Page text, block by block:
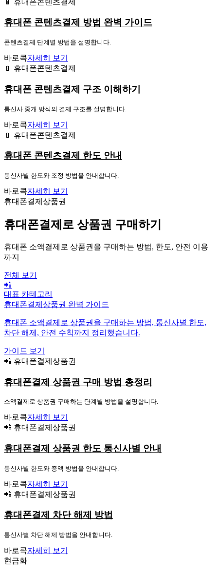
휴대폰 콘텐츠결제 방법 완벽 가이드
콘텐츠결제 단계별 방법을 설명합니다.
바로콕자세히 보기
📱 휴대폰콘텐츠결제
휴대폰 콘텐츠결제 구조 이해하기
통신사 중개 방식의 결제 구조를 설명합니다.
바로콕자세히 보기
📱 휴대폰콘텐츠결제
휴대폰 콘텐츠결제 한도 안내
통신사별 한도와 조정 방법을 안내합니다.
바로콕자세히 보기
휴대폰결제상품권
휴대폰결제로 상품권 구매하기
휴대폰 소액결제로 상품권을 구매하는 방법, 한도, 안전 이용
까지
전체 보기
📲
대표 카테고리
휴대폰결제상품권 완벽 가이드
휴대폰 소액결제로 상품권을 구매하는 방법, 통신사별 한도,
차단 해제, 안전 수칙까지 정리했습니다.
가이드 보기
📲 휴대폰결제상품권
휴대폰결제 상품권 구매 방법 총정리
소액결제로 상품권 구매하는 단계별 방법을 설명합니다.
바로콕자세히 보기
📲 휴대폰결제상품권
휴대폰결제 상품권 한도 통신사별 안내
통신사별 한도와 증액 방법을 안내합니다.
바로콕자세히 보기
📲 휴대폰결제상품권
휴대폰결제 차단 해제 방법
통신사별 차단 해제 방법을 안내합니다.
바로콕자세히 보기
현금화